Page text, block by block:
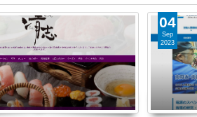
04
Sep
2023